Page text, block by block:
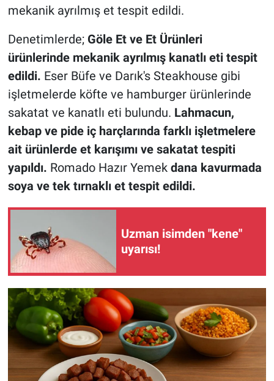
mekanik ayrılmış et tespit edildi.
Denetimlerde; Göle Et ve Et Ürünleri
ürünlerinde mekanik ayrılmış kanatlı eti tespit
edildi. Eser Büfe ve Darık's Steakhouse gibi
işletmelerde köfte ve hamburger ürünlerinde
sakatat ve kanatlı eti bulundu. Lahmacun,
kebap ve pide iç harçlarında farklı işletmelere
ait ürünlerde et karışımı ve sakatat tespiti
yapıldı. Romado Hazır Yemek dana kavurmada
soya ve tek tırnaklı et tespit edildi.
Uzman isimden "kene"
uyarısı!